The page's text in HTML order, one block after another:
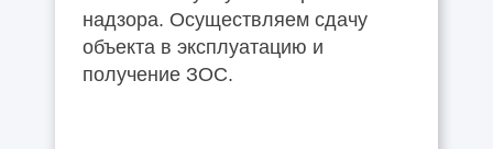
надзора. Осуществляем сдачу
объекта в эксплуатацию и
получение ЗОС.